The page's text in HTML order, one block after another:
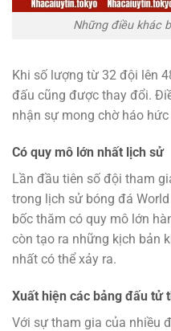
Những điều khác
Khi số lượng từ 32 đội lên
đấu cũng được thay đổi.
nhận sự mong chờ háo
Có quy mô lớn nhất lịch sử
Lần đầu tiên số đội tham
trong lịch sử bóng đá
bốc thăm có quy mô lớn
còn tạo ra những kịch bản
nhất có thể xảy ra.
Xuất hiện các bảng đấu tử
Với sự tham gia của nhiều